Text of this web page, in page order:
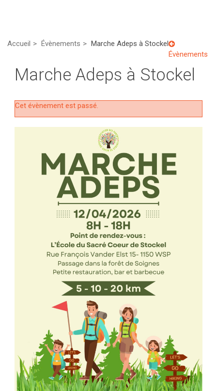
Accueil Évènements
Marche Adeps à Stockel
Évènements
Marche Adeps à Stockel
Cet évènement est passé.